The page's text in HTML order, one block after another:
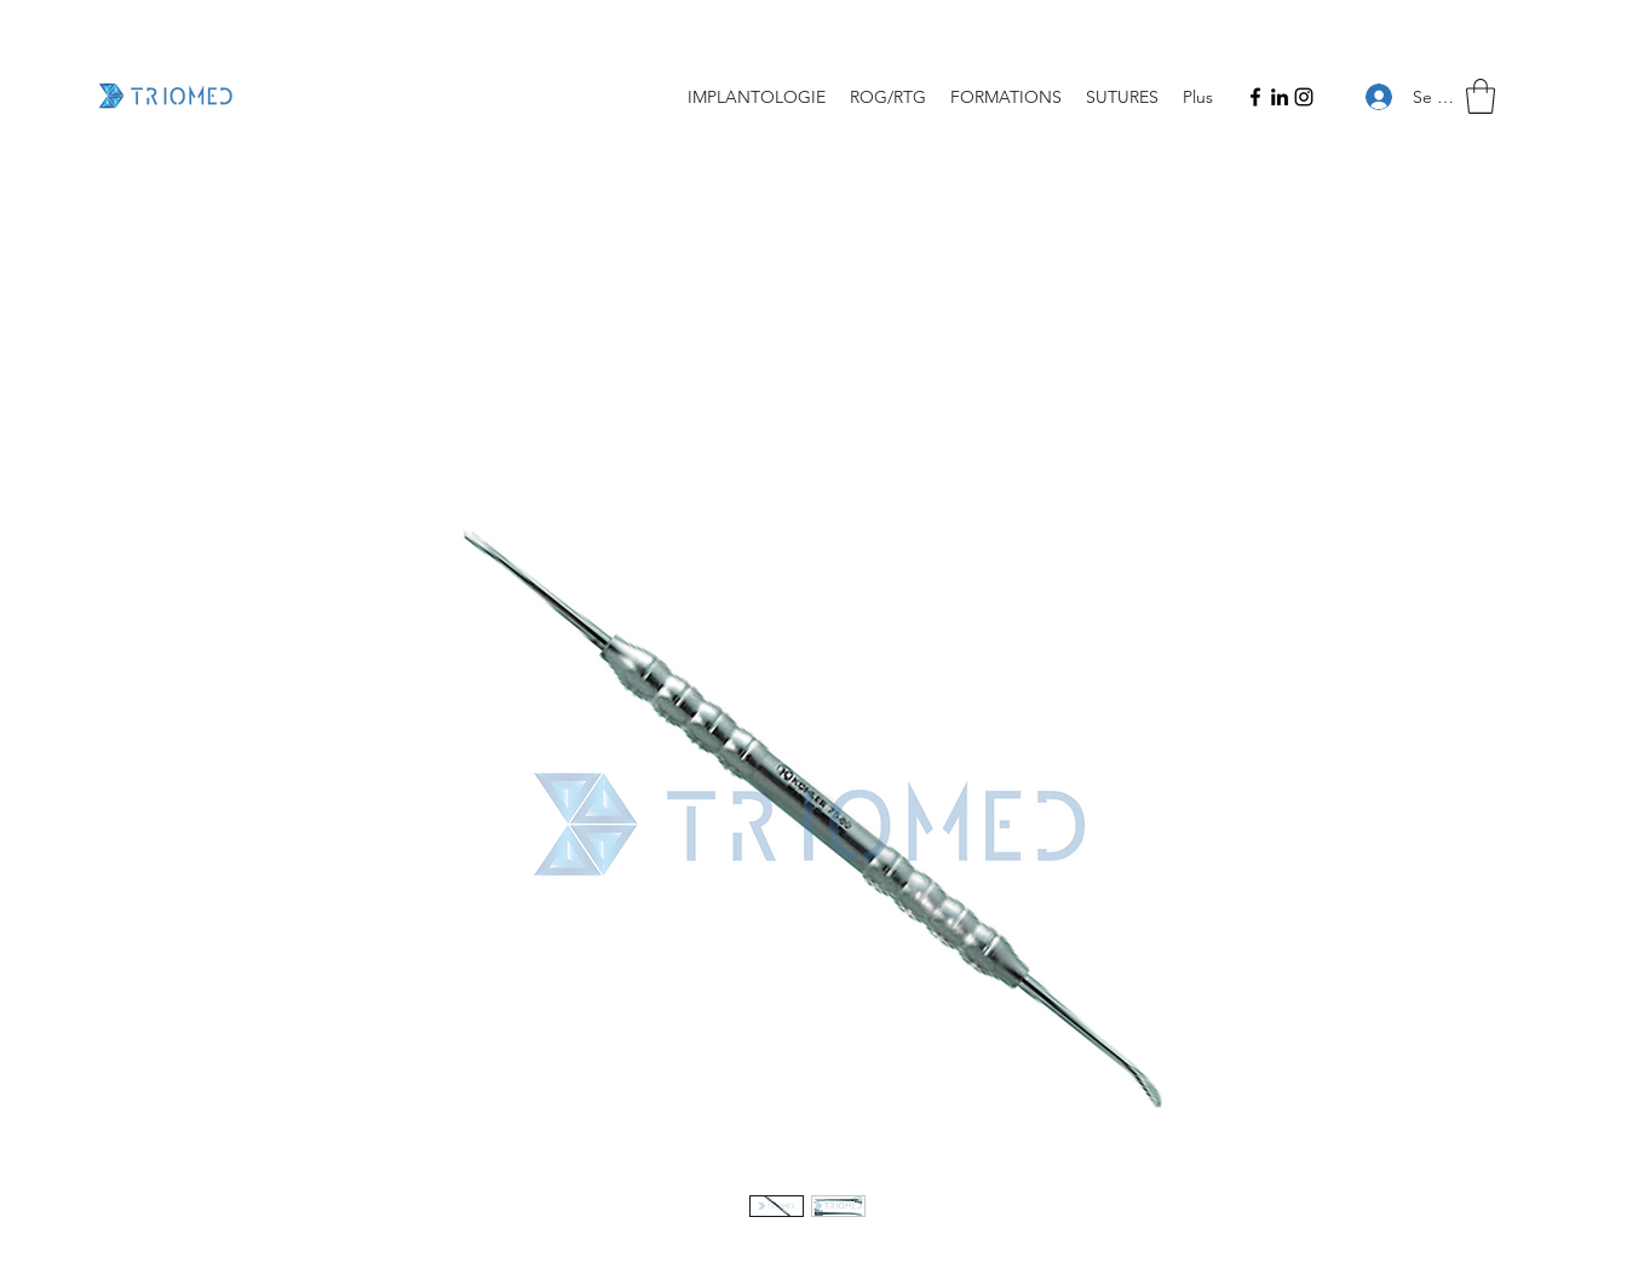
IMPLANTOLOGIE ROG/RTG FORMATIONS SUTURES Plus Se connecter